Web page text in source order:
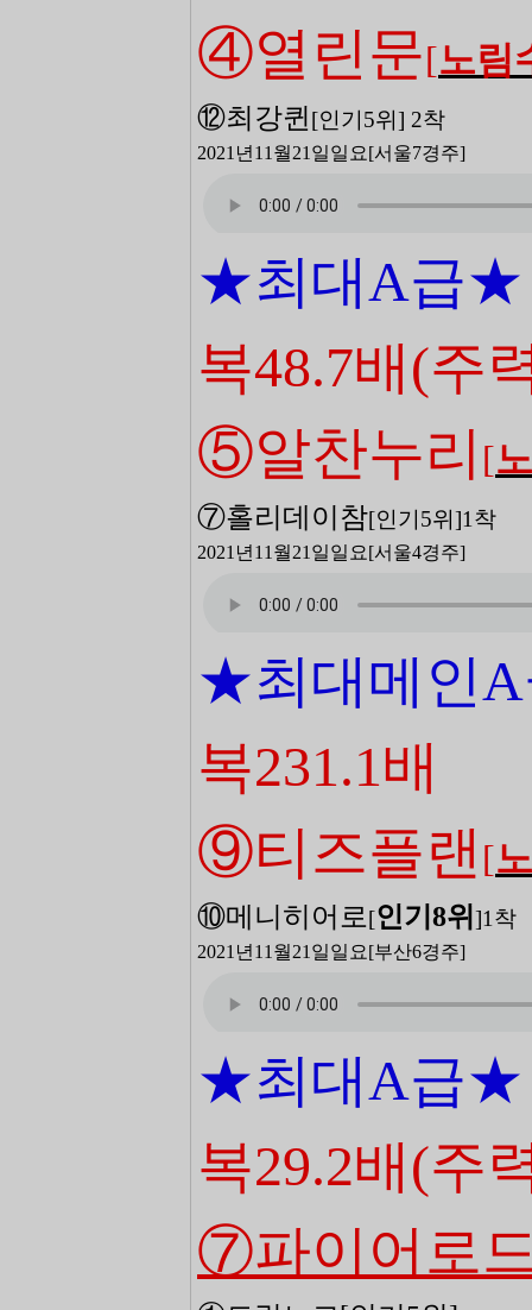
④열린문[노림
⑫최강퀸 [인기5위 ] 2착
2021년11월21일일 요[서울7경주]
★최대A급★
복48.7배(주
⑤알찬누리 [
⑦홀리데이참[인기5위 ]1착
2021년11월21일일 요[서울4경주]
★최대메인
복231.1배
⑨티즈플랜 [
⑩메니히어로 [인기8위 ]1착
2021년11월21일일 요[부산6경주]
★최대A급★
복29.2배(주
⑦파이어로